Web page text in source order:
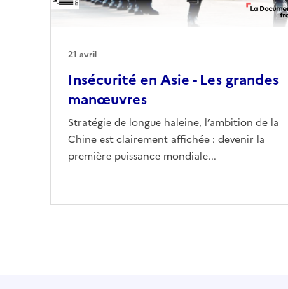
Insécurité en Asie - Les grandes
manœuvres
Stratégie de longue haleine, l’ambition de la
Chine est clairement affichée : devenir la
première puissance mondiale...
21 avril